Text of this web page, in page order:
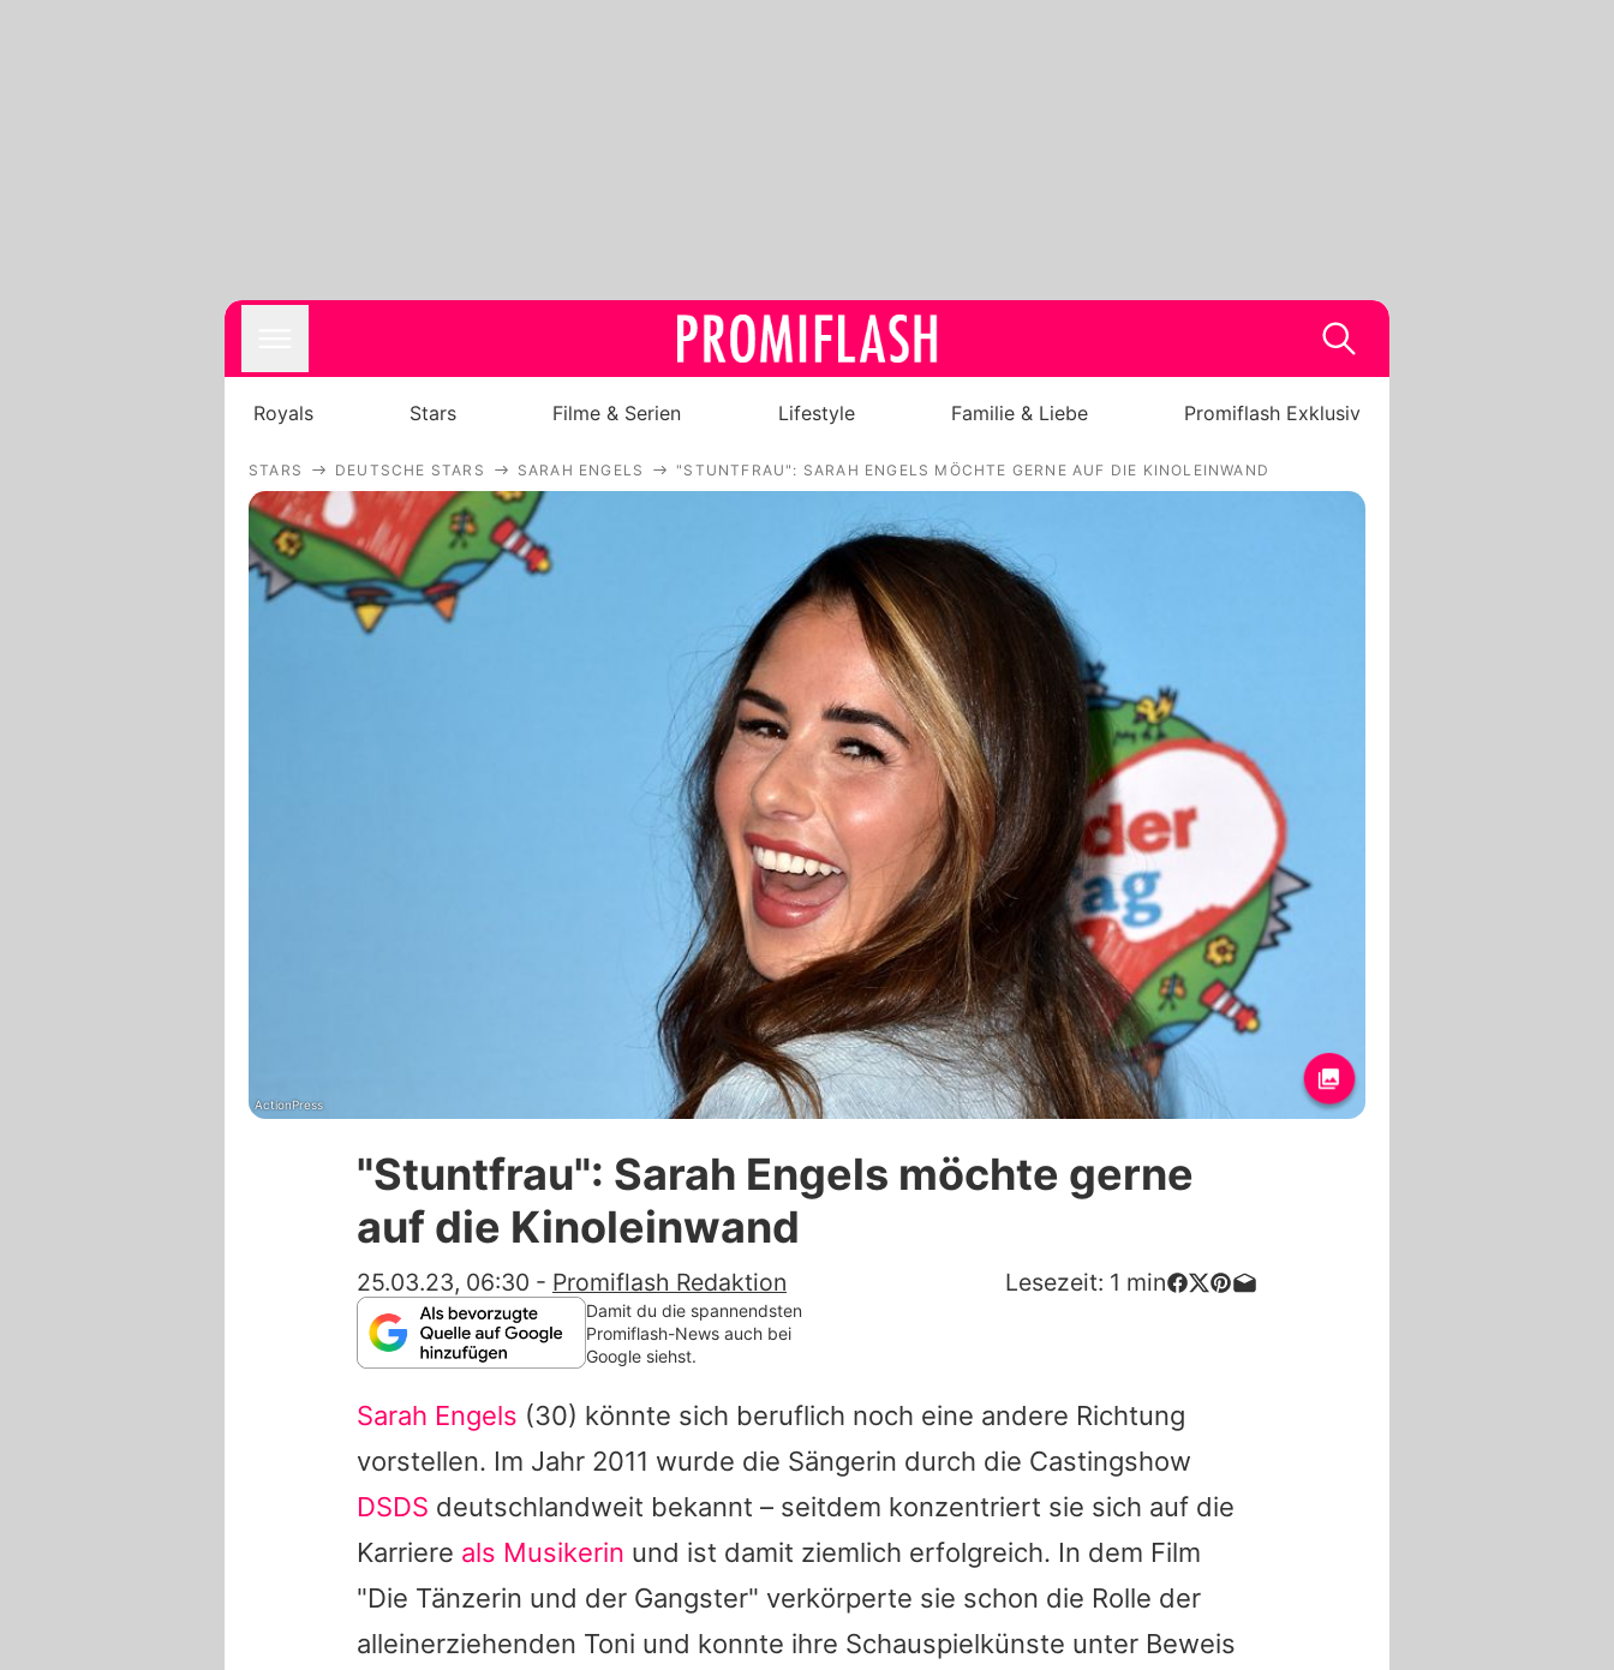
Royals
Filme & Serien
Lifestyle
Familie & Liebe
Promiflash Exklusiv
Alle Themen auf Promiflash
Jobs
App runterladen
Team
Redaktionelle Richtlinien
Impressum
Datenschutzerklärung
Nutzungsbedingungen
Utiq verwalten
Royals Stars Filme & Serien Lifestyle Familie & Liebe Promiflash Exklusiv
STARS DEUTSCHE STARS SARAH ENGELS "STUNTFRAU": SARAH ENGELS MÖCHTE GERNE AUF DIE KINOLEINWAND
ActionPress
"Stuntfrau": Sarah Engels möchte gerne
auf die Kinoleinwand
25.03.23, 06:30 - Promiflash Redaktion Lesezeit: 1 min
Damit du die spannendsten
Promiflash-News auch bei
Google siehst.
Sarah Engels (30) könnte sich beruflich noch eine andere Richtung
vorstellen. Im Jahr 2011 wurde die Sängerin durch die Castingshow
DSDS deutschlandweit bekannt – seitdem konzentriert sie sich auf die
Karriere als Musikerin und ist damit ziemlich erfolgreich. In dem Film
"Die Tänzerin und der Gangster" verkörperte sie schon die Rolle der
alleinerziehenden Toni und konnte ihre Schauspielkünste unter Beweis